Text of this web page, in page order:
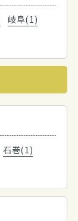
岐阜(1)
石巻(1)